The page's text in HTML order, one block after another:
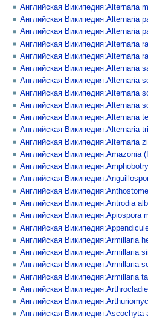
Английская Википедия:Alternaria
Английская Википедия:Alternaria
Английская Википедия:Alternaria
Английская Википедия:Alternaria
Английская Википедия:Alternaria
Английская Википедия:Alternaria
Английская Википедия:Alternaria
Английская Википедия:Alternaria
Английская Википедия:Alternaria
Английская Википедия:Alternaria
Английская Википедия:Alternaria
Английская Википедия:Alternaria
Английская Википедия:Amazonia
Английская
Английская
Английская
Английская Википедия:Antrodia
Английская Википедия:Apiospora
Английская
Английская Википедия:Armillaria
Английская Википедия:Armillaria
Английская Википедия:Armillaria
Английская Википедия:Armillaria
Английская
Английская
Английская Википедия:Ascochyta